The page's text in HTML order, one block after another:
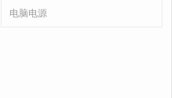
电脑电源